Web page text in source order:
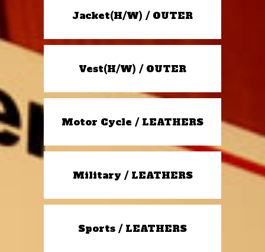
Jacket(H/W) / OUTER
Vest(H/W) / OUTER
Motor Cycle / LEATHERS
Military / LEATHERS
Sports / LEATHERS